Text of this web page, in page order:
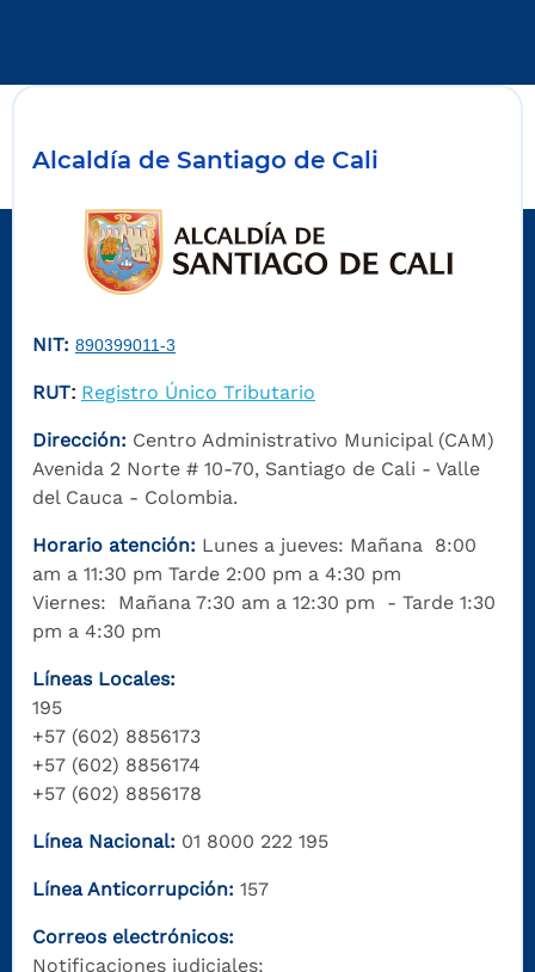
Alcaldía de Santiago de Cali
NIT: 890399011-3
RUT: Registro Único Tributario
Dirección: Centro Administrativo Municipal (CAM)
Avenida 2 Norte # 10-70, Santiago de Cali - Valle
del Cauca - Colombia.
Horario atención: Lunes a jueves: Mañana 8:00
am a 11:30 pm Tarde 2:00 pm a 4:30 pm
Viernes: Mañana 7:30 am a 12:30 pm - Tarde 1:30
pm a 4:30 pm
Líneas Locales:
195
+57 (602) 8856173
+57 (602) 8856174
+57 (602) 8856178
Línea Nacional: 01 8000 222 195
Línea Anticorrupción: 157
Correos electrónicos:
Notificaciones judiciales: